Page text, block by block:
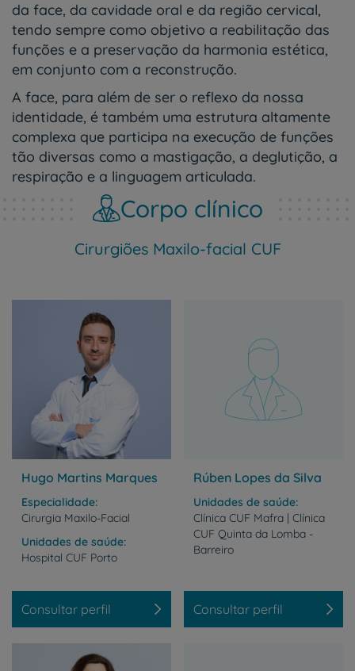
PT EN
da face, da cavidade oral e da região cervical,
tendo sempre como objetivo a reabilitação das
funções e a preservação da harmonia estética,
em conjunto com a reconstrução.
A face, para além de ser o reflexo da nossa
identidade, é também uma estrutura altamente
complexa que participa na execução de funções
tão diversas como a mastigação, a deglutição, a
respiração e a linguagem articulada.
Corpo clínico
Cirurgiões Maxilo-facial CUF
Hugo Martins Marques
Especialidade
Cirurgia Maxilo-Facial
Unidades de saúde
Hospital CUF Porto
Consultar perfil
Rúben Lopes da Silva
Unidades de saúde
Clínica CUF Mafra | Clínica
CUF Quinta da Lomba -
Barreiro
Consultar perfil